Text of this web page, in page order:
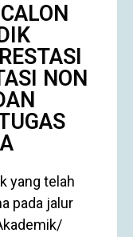
NON
yang telah
pada jalur